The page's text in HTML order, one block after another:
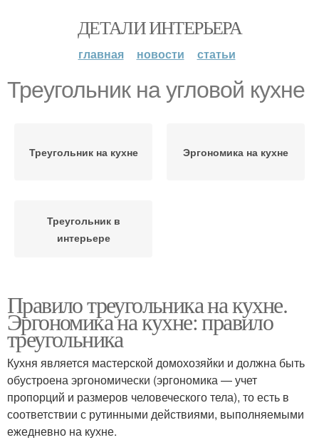
ДЕТАЛИ ИНТЕРЬЕРА
главная новости статьи
Треугольник на угловой кухне
Треугольник на кухне Эргономика на кухне
Треугольник в
интерьере
Правило треугольника на кухне.
Эргономика на кухне: правило
треугольника
Кухня является мастерской домохозяйки и должна быть
обустроена эргономически (эргономика — учет
пропорций и размеров человеческого тела), то есть в
соответствии с рутинными действиями, выполняемыми
ежедневно на кухне.